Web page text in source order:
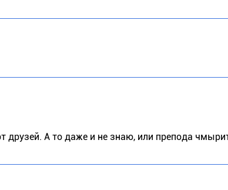
А то даже и не знаю, или препода